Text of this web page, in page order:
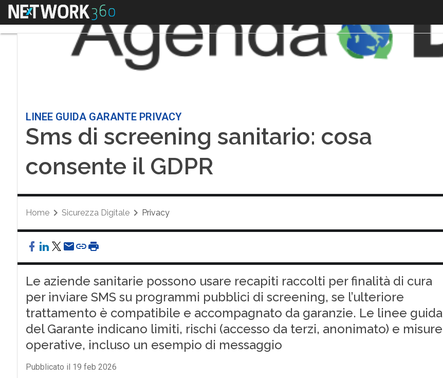
Menu
LINEE GUIDA GARANTE PRIVACY
Sms di screening sanitario: cosa
consente il GDPR
Home Sicurezza Digitale Privacy
Le aziende sanitarie possono usare recapiti raccolti per finalità di cura
per inviare SMS su programmi pubblici di screening, se l’ulteriore
trattamento è compatibile e accompagnato da garanzie. Le linee guida
del Garante indicano limiti, rischi (accesso da terzi, anonimato) e misure
operative, incluso un esempio di messaggio
Pubblicato il 19 feb 2026